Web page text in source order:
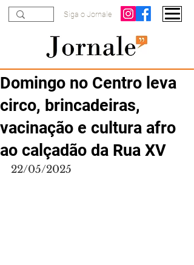
Siga o Jornale
Domingo no Centro leva
circo, brincadeiras,
vacinação e cultura afro
ao calçadão da Rua XV
22/05/2025